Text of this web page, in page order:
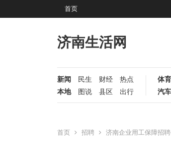
首页
济南生活网
新闻 民生 财经
热点
本地
图说 县区 出行
体育
汽车
首页 招聘 济南企业用工保障招聘